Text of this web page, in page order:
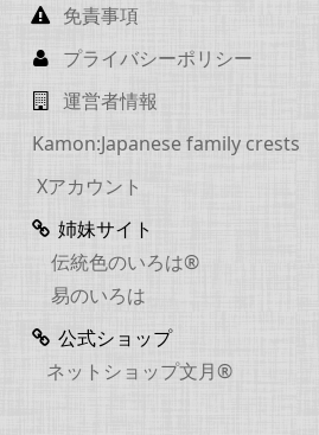
免責事項
プライバシーポリシー
運営者情報
Kamon:Japanese family crests
Xアカウント
姉妹サイト
伝統色のいろは®
易のいろは
公式ショップ
ネットショップ文月®